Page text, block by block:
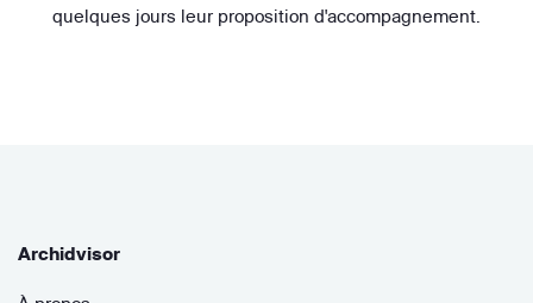
quelques jours leur proposition d'accompagnement.
Archidvisor